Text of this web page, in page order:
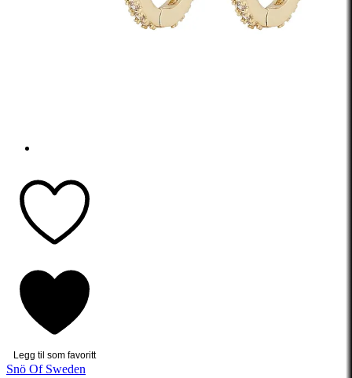
Legg til som favoritt
Snö Of Sweden